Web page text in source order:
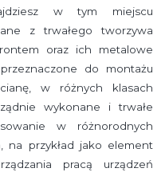
w tym miejscu
z trwałego tworzywa
oraz ich metalowe
do montażu
w różnych klasach
wykonane i trwałe
w różnorodnych
na przykład jako element
pracą urządzeń